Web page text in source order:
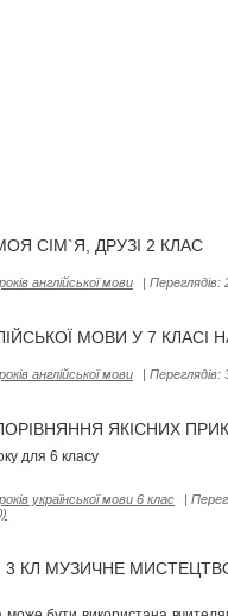
СІМ`Я, ДРУЗІ 2 КЛАС
англійської мови | Переглядів:
МОВИ У 7 КЛАСІ
англійської мови | Переглядів:
ЯКІСНИХ
для 6 класу
української мови 6 клас |
КЛ МУЗИЧНЕ